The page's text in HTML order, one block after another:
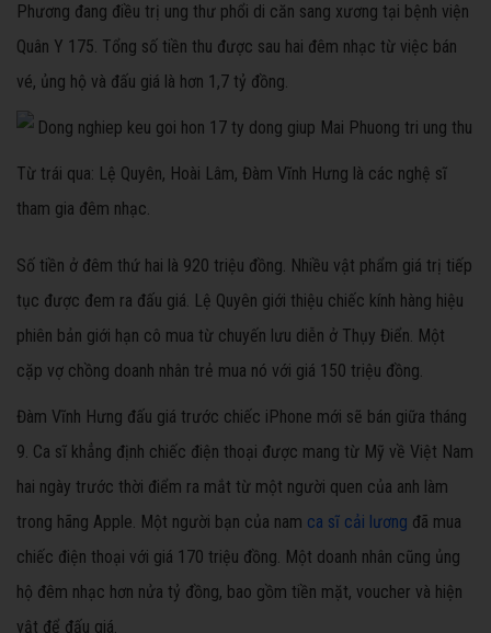
Phương đang điều trị ung thư phổi di căn sang xương tại bệnh viện
Quân Y 175. Tổng số tiền thu được sau hai đêm nhạc từ việc bán
vé, ủng hộ và đấu giá là hơn 1,7 tỷ đồng.
Từ trái qua: Lệ Quyên, Hoài Lâm, Đàm Vĩnh Hưng là các nghệ sĩ
tham gia đêm nhạc.
Số tiền ở đêm thứ hai là 920 triệu đồng. Nhiều vật phẩm giá trị tiếp
tục được đem ra đấu giá. Lệ Quyên giới thiệu chiếc kính hàng hiệu
phiên bản giới hạn cô mua từ chuyến lưu diễn ở Thụy Điển. Một
cặp vợ chồng doanh nhân trẻ mua nó với giá 150 triệu đồng.
Đàm Vĩnh Hưng đấu giá trước chiếc iPhone mới sẽ bán giữa tháng
9. Ca sĩ khẳng định chiếc điện thoại được mang từ Mỹ về Việt Nam
hai ngày trước thời điểm ra mắt từ một người quen của anh làm
trong hãng Apple. Một người bạn của nam ca sĩ cải lương đã mua
chiếc điện thoại với giá 170 triệu đồng. Một doanh nhân cũng ủng
hộ đêm nhạc hơn nửa tỷ đồng, bao gồm tiền mặt, voucher và hiện
vật để đấu giá.